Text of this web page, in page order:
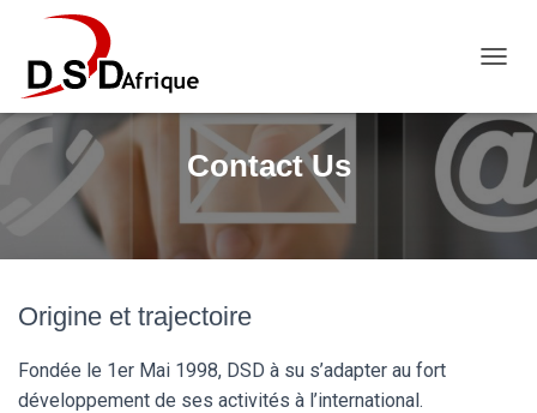
Contact Us
Origine et trajectoire
Fondée le 1er Mai 1998, DSD à su s’adapter au fort
développement de ses activités à l’international.